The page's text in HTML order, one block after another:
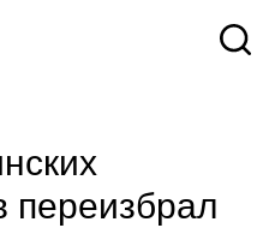
переизбрал